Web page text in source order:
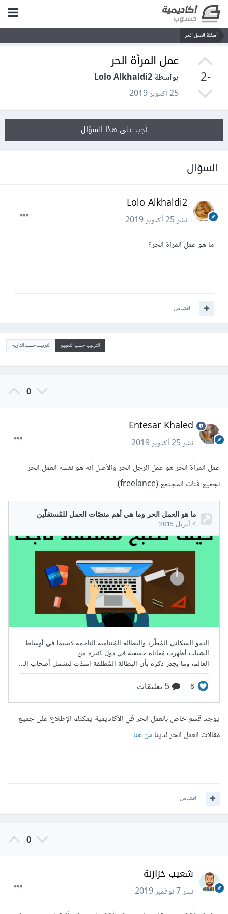
أسئلة العمل الحر
-2
عمل المرأة الحر
بواسطة Lolo Alkhaldi2
25 أكتوبر 2019
أجب على هذا السؤال
السؤال
Lolo Alkhaldi2
نشر25 أكتوبر 2019
ما هو عمل المرأة الحر؟
اقتباس
الترتيب حسب التقييم الترتيب حسب التاريخ
0
Entesar Khaled
نشر25 أكتوبر 2019
عمل المرأة الحر هو عمل الرجل الحر والأصل أنه هو نفسه العمل الحر
لجميع فئات المجتمع (freelance)!
يوجد قسم خاص بالعمل الحر في الأكاديمية يمكنك الإطلاع على جميع
مقالات العمل الحر لدينامن هنا
اقتباس
0
شعيب خزازنة
نشر7 نوفمبر 2019